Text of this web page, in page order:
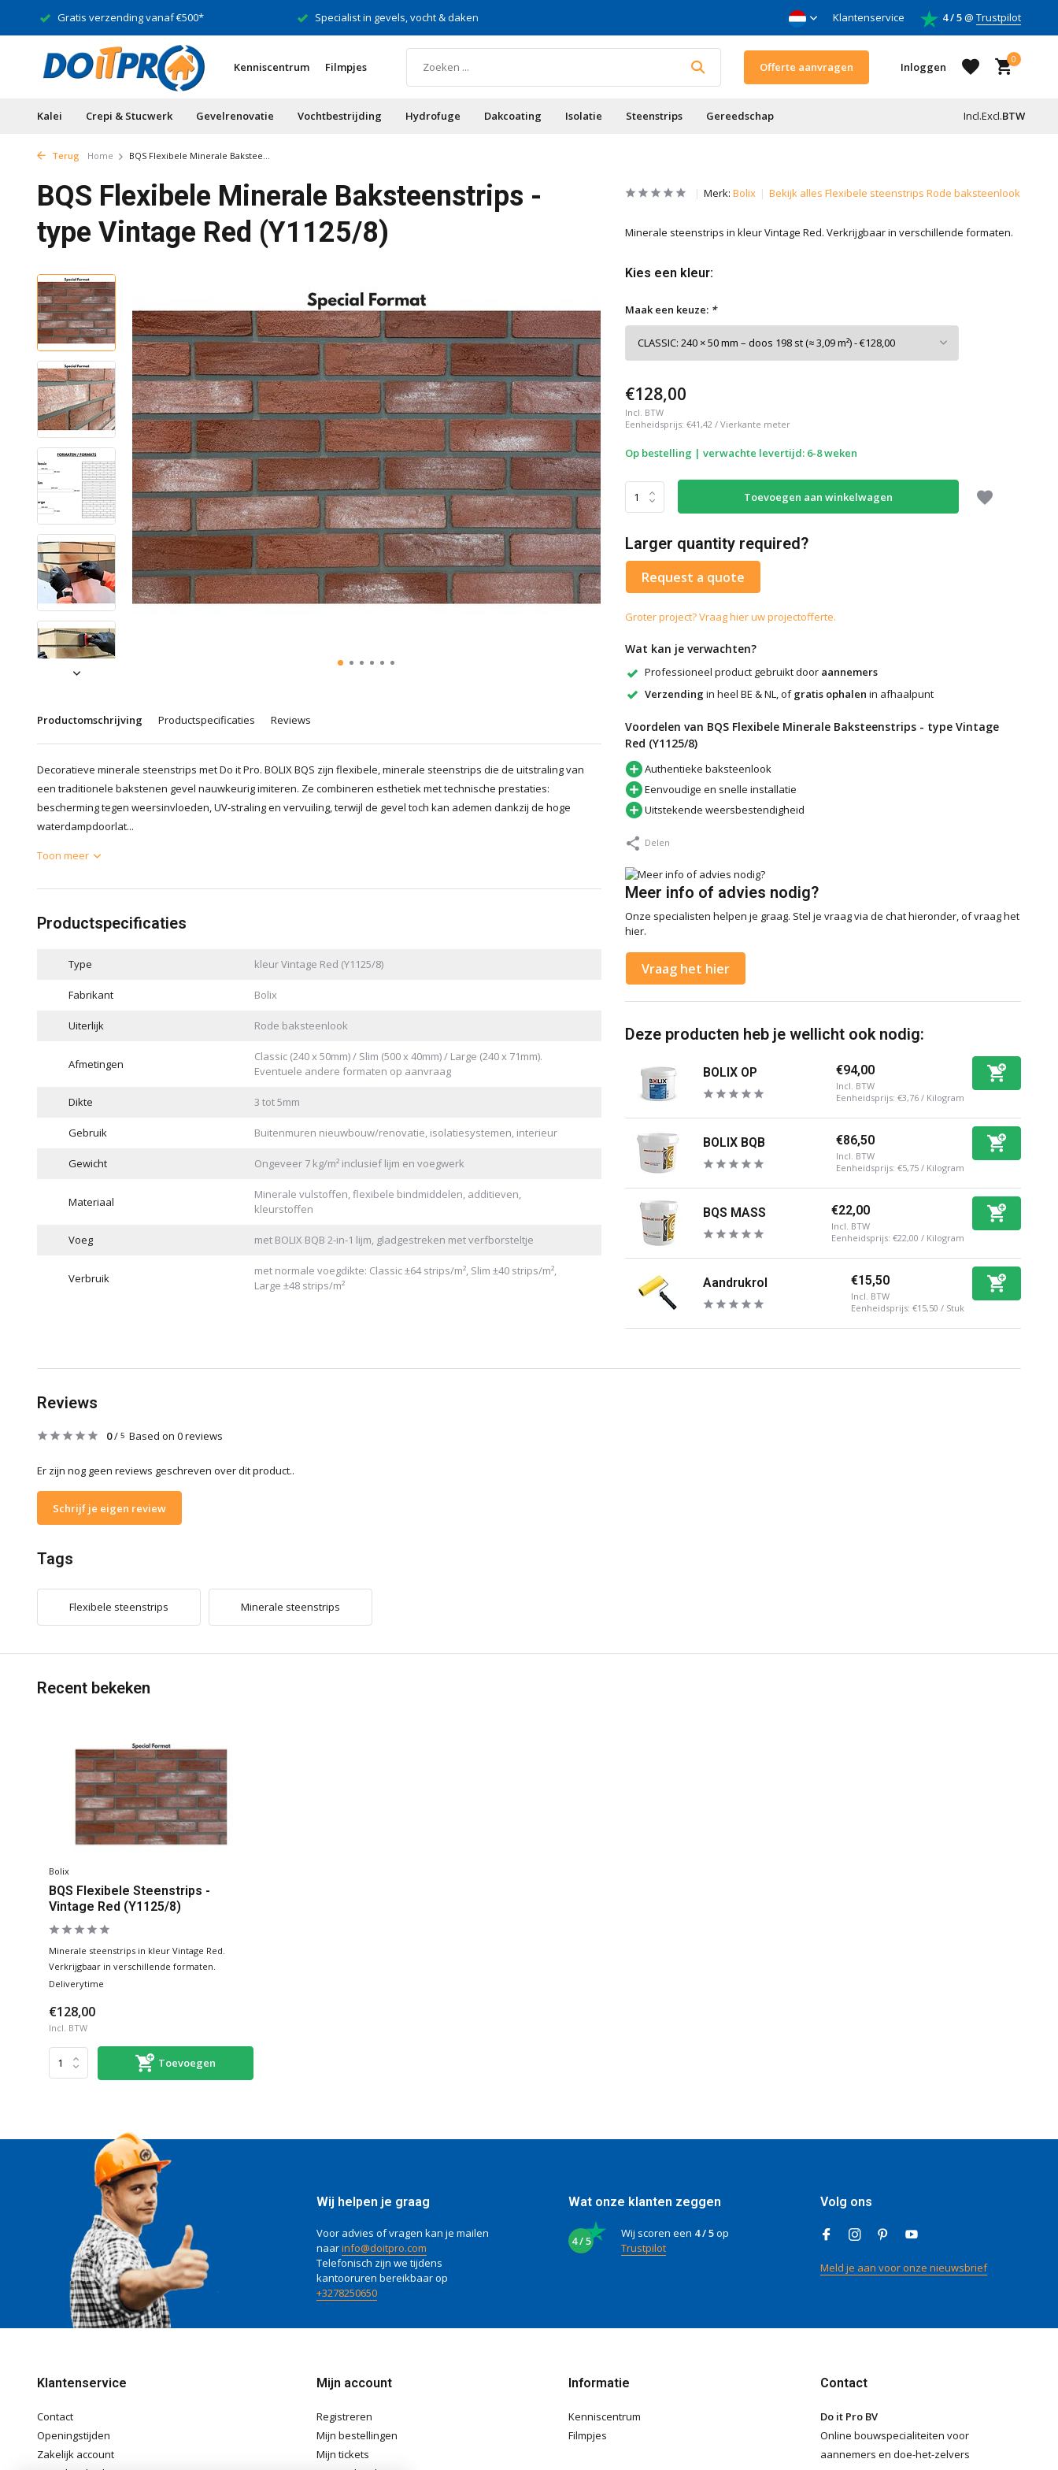
Gratis verzending vanaf €500* Specialist in gevels, vocht & daken Klantenservice 4 / 5@ Trustpilot
Kenniscentrum Filmpjes Offerte aanvragen Inloggen
0
Kalei Crepi & Stucwerk Gevelrenovatie Vochtbestrijding Hydrofuge Dakcoating Isolatie Steenstrips Gereedschap Incl.Excl.BTW
Terug Home BQS Flexibele Minerale Bakstee...
BQS Flexibele Minerale Baksteenstrips -
type Vintage Red (Y1125/8)
Productomschrijving Productspecificaties Reviews
Decoratieve minerale steenstrips met Do it Pro. BOLIX BQS zijn flexibele, minerale steenstrips die de uitstraling van
een traditionele bakstenen gevel nauwkeurig imiteren. Ze combineren esthetiek met technische prestaties:
bescherming tegen weersinvloeden, UV-straling en vervuiling, terwijl de gevel toch kan ademen dankzij de hoge
waterdampdoorlat...
Toon meer
Productspecificaties
Type kleur Vintage Red (Y1125/8)
Fabrikant Bolix
Uiterlijk Rode baksteenlook
Afmetingen
Classic (240 x 50mm) / Slim (500 x 40mm) / Large (240 x 71mm).
Eventuele andere formaten op aanvraag
Dikte 3 tot 5mm
Gebruik Buitenmuren nieuwbouw/renovatie, isolatiesystemen, interieur
Gewicht Ongeveer 7 kg/m² inclusief lijm en voegwerk
Materiaal
Minerale vulstoffen, flexibele bindmiddelen, additieven,
kleurstoffen
Voeg met BOLIX BQB 2-in-1 lijm, gladgestreken met verfborsteltje
Verbruik
met normale voegdikte: Classic ±64 strips/m², Slim ±40 strips/m²,
Large ±48 strips/m²
Merk: Bolix Bekijk alles Flexibele steenstrips Rode baksteenlook
Minerale steenstrips in kleur Vintage Red. Verkrijgbaar in verschillende formaten.
Kies een kleur:
Maak een keuze: *
€128,00
Incl. BTW
Eenheidsprijs: €41,42/ Vierkante meter
Op bestelling | verwachte levertijd: 6-8 weken
Toevoegen aan winkelwagen
Larger quantity required?
Request a quote
Groter project? Vraag hier uw projectofferte.
Wat kan je verwachten?
Professioneel product gebruikt door aannemers
Verzending in heel BE & NL, ofgratis ophalen in afhaalpunt
Voordelen van BQS Flexibele Minerale Baksteenstrips - type Vintage
Red (Y1125/8)
Authentieke baksteenlook
Eenvoudige en snelle installatie
Uitstekende weersbestendigheid
Delen
Meer info of advies nodig?
Onze specialisten helpen je graag. Stel je vraag via de chat hieronder, of vraag het
hier.
Vraag het hier
Deze producten heb je wellicht ook nodig:
BOLIX OP €94,00
Incl. BTW
Eenheidsprijs: €3,76/ Kilogram
BOLIX BQB €86,50
Incl. BTW
Eenheidsprijs: €5,75/ Kilogram
BQS MASS €22,00
Incl. BTW
Eenheidsprijs: €22,00 / Kilogram
Aandrukrol €15,50
Incl. BTW
Eenheidsprijs: €15,50 / Stuk
Reviews
0/ 5 Based on 0 reviews
Er zijn nog geen reviews geschreven over dit product..
Schrijf je eigen review
Tags
Flexibele steenstrips Minerale steenstrips
Recent bekeken
Bolix
BQS Flexibele Steenstrips -
Vintage Red (Y1125/8)
Minerale steenstrips in kleur Vintage Red.
Verkrijgbaar in verschillende formaten.
Deliverytime
€128,00
Incl. BTW
Toevoegen
Wij helpen je graag
Voor advies of vragen kan je mailen
naarinfo@doitpro.com
Telefonisch zijn we tijdens
kantooruren bereikbaar op
+3278250650
Wat onze klanten zeggen
4 / 5
Wij scoren een 4 / 5op
Trustpilot
Volg ons
Meld je aan voor onze nieuwsbrief
Klantenservice
Contact
Openingstijden
Zakelijk account
Mijn account
Registreren
Mijn bestellingen
Mijn tickets
Informatie
Kenniscentrum
Filmpjes
Contact
Do it Pro BV
Online bouwspecialiteiten voor
aannemers en doe-het-zelvers